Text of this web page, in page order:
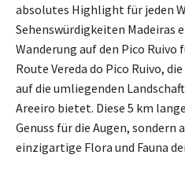
absolutes Highlight für jeden
Sehenswürdigkeiten Madeiras
Wanderung auf den Pico
Route Vereda do Pico Ruivo,
auf die umliegenden
Areeiro bietet. Diese 5 km
Genuss für die Augen, sondern
einzigartige Flora und Fauna